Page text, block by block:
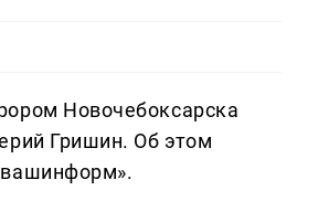
Новочебоксарска
Гришин. Об этом